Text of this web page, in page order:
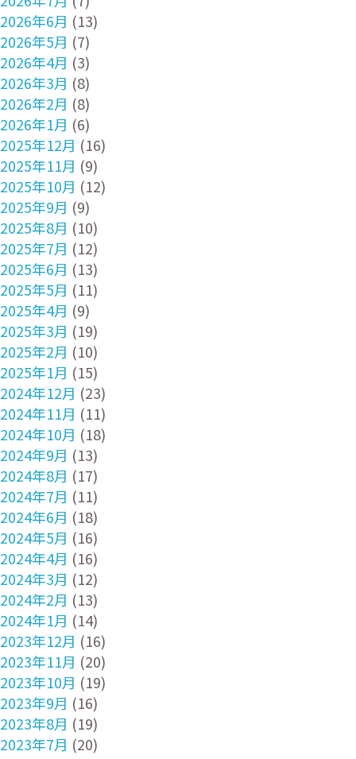
2026年6月 (13)
2026年5月 (7)
2026年4月 (3)
2026年3月 (8)
2026年2月 (8)
2026年1月 (6)
2025年12月 (16)
2025年11月 (9)
2025年10月 (12)
2025年9月 (9)
2025年8月 (10)
2025年7月 (12)
2025年6月 (13)
2025年5月 (11)
2025年4月 (9)
2025年3月 (19)
2025年2月 (10)
2025年1月 (15)
2024年12月 (23)
2024年11月 (11)
2024年10月 (18)
2024年9月 (13)
2024年8月 (17)
2024年7月 (11)
2024年6月 (18)
2024年5月 (16)
2024年4月 (16)
2024年3月 (12)
2024年2月 (13)
2024年1月 (14)
2023年12月 (16)
2023年11月 (20)
2023年10月 (19)
2023年9月 (16)
2023年8月 (19)
2023年7月 (20)